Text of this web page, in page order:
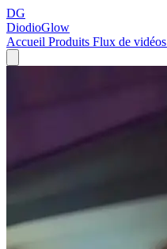
DG
DiodioGlow
Accueil Produits Flux de vidéos